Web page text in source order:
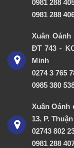
0981 288
0981 288
Xuân
ĐT 743 -
Minh
0274 3 765
0985 380
Xuân Oánh
13, P.
02743 802
0981 288